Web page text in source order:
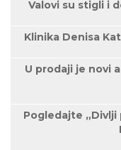
Valovi su stigli i
Klinika Denisa
U prodaji je novi
Pogledajte „Divlji